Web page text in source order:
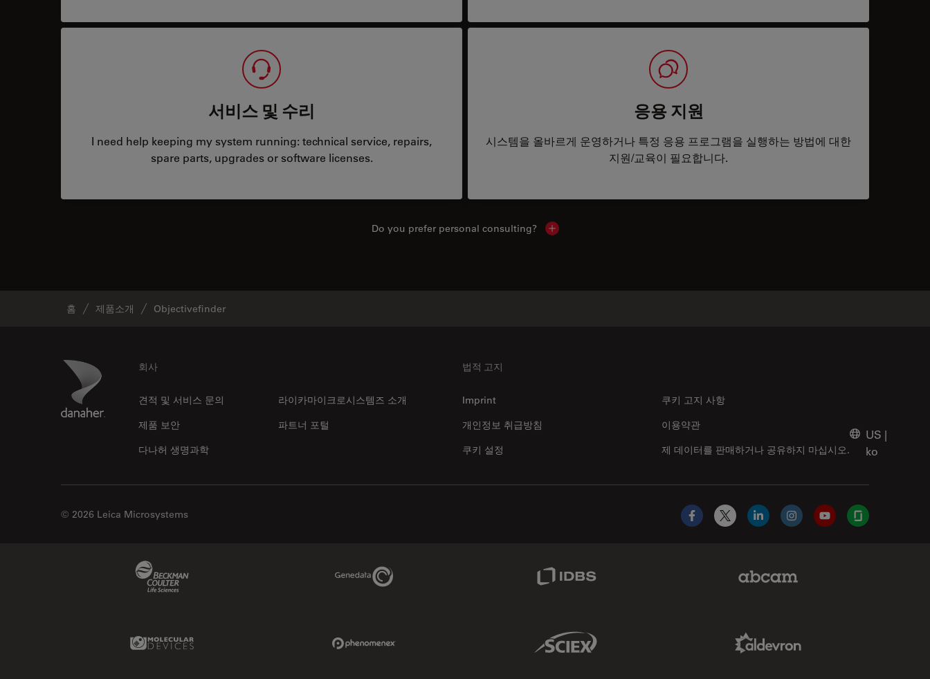
서비스 및 수리
I need help keeping my system running: technical service, repairs,
spare parts, upgrades or software licenses.
응용 지원
시스템을 올바르게 운영하거나 특정 응용 프로그램을 실행하는 방법에 대한
지원/교육이 필요합니다.
Do you prefer personal consulting? Show local contacts
홈 제품소개 Objectivefinder
Danaher Logo 회사
견적 및 서비스 문의
라이카마이크로시스템즈 소개
제품 보안
파트너 포털
다나허 생명과학
법적 고지
Imprint
쿠키 고지 사항
개인정보 취급방침
제 데이터를 판매하거나 공유하지 마십시오.
이용약관
쿠키 설정
US |
ko
© 2026 Leica Microsystems
Facebook
X LinkedInInstagramYouTubeGlassdoor
Genedata Link
Molecular Devices Link Sciex Link